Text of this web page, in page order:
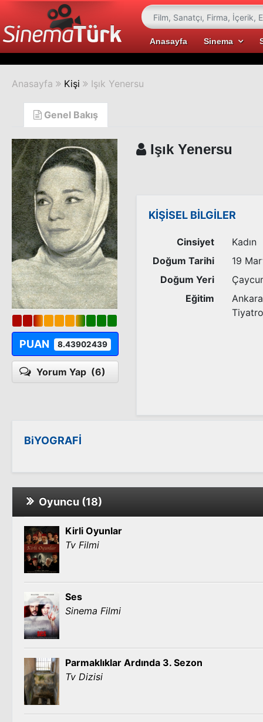
Anasayfa Sinema
Anasayfa Kişi Işık Yenersu
Genel Bakış
PUAN 8.43902439
Yorum Yap (6)
Işık Yenersu
KİŞİSEL BİLGİLER
Cinsiyet
Kadın
Doğum Tarihi
19
Doğum Yeri
Eğitim
BiYOGRAFİ
Oyuncu (18)
Kirli Oyunlar
Tv Filmi
Ses
Sinema Filmi
Parmaklıklar Ardında 3. Sezon
Tv Dizisi